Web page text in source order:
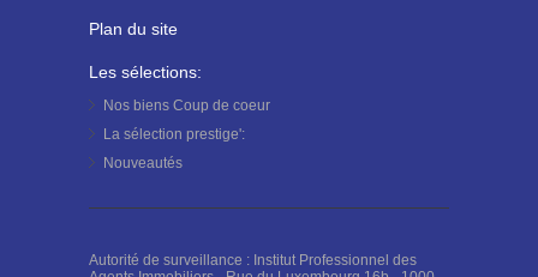
Plan du site
Les sélections:
Nos biens Coup de coeur
La sélection prestige':
Nouveautés
Autorité de surveillance : Institut Professionnel des